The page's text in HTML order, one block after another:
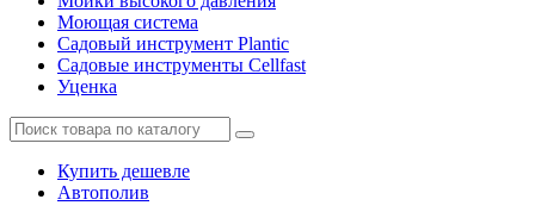
Моющая система
Садовый инструмент Plantic
Садовые инструменты Cellfast
Уценка
Купить дешевле
Автополив